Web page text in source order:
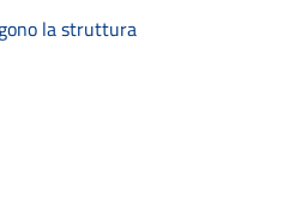
la struttura